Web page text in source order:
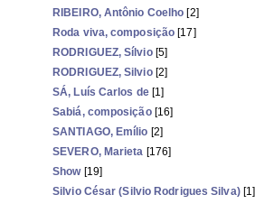
RIBEIRO, Antônio Coelho [2]
Roda viva, composição [17]
RODRIGUEZ, Sílvio[5]
RODRIGUEZ, Silvio[2]
SÁ, Luís Carlos de[1]
Sabiá, composição[16]
SANTIAGO, Emílio [2]
SEVERO, Marieta [176]
Show[19]
Silvio César (Silvio Rodrigues Silva)[1]